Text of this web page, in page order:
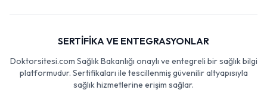
SERTİFİKA VE ENTEGRASYONLAR
Doktorsitesi.com Sağlık Bakanlığı onaylı ve entegreli bir sağlık bilgi
platformudur. Sertifikaları ile tescillenmiş güvenilir altyapısıyla
sağlık hizmetlerine erişim sağlar.